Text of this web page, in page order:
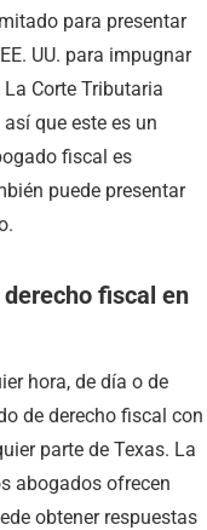
para presentar
UU. para impugnar
Corte Tributaria
que este es un
fiscal es
puede presentar
fiscal en
hora, de día o de
de derecho fiscal con
parte de Texas. La
abogados ofrecen
obtener respuestas